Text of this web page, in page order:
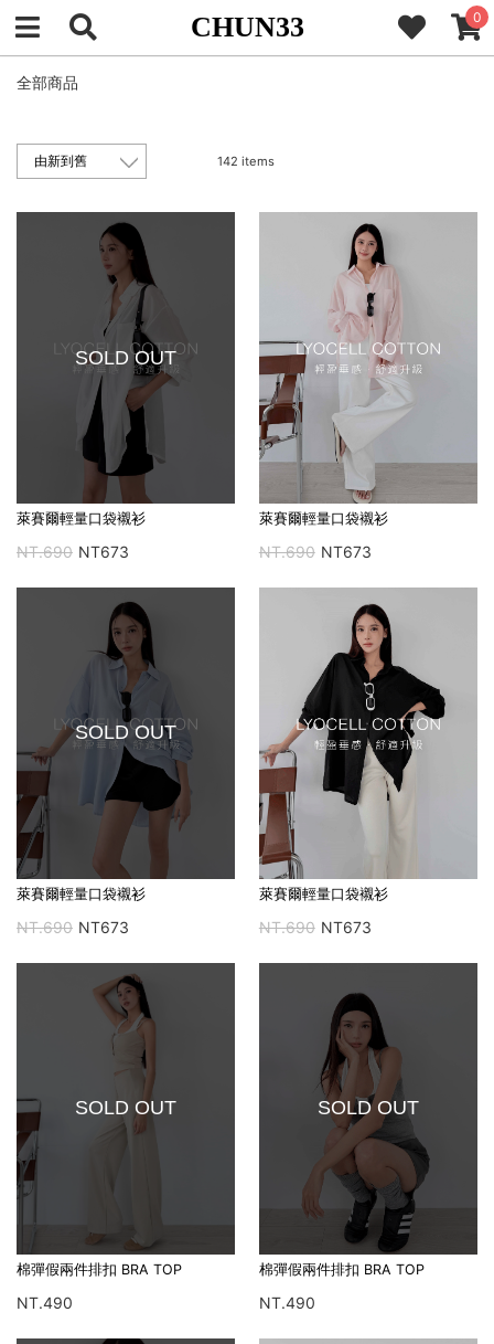
CHUN33 0
全部商品
142 items
SOLD OUT
萊賽爾輕量口袋襯衫
NT.690 NT673
萊賽爾輕量口袋襯衫
NT.690 NT673
SOLD OUT
萊賽爾輕量口袋襯衫
NT.690 NT673
萊賽爾輕量口袋襯衫
NT.690 NT673
SOLD OUT
棉彈假兩件排扣 BRA TOP
NT.490
SOLD OUT
棉彈假兩件排扣 BRA TOP
NT.490